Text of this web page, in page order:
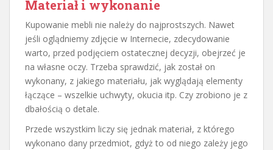
Materiał i wykonanie
Kupowanie mebli nie należy do najprostszych. Nawet
jeśli oglądniemy zdjęcie w Internecie, zdecydowanie
warto, przed podjęciem ostatecznej decyzji, obejrzeć je
na własne oczy. Trzeba sprawdzić, jak został on
wykonany, z jakiego materiału, jak wyglądają elementy
łączące – wszelkie uchwyty, okucia itp. Czy zrobiono je z
dbałością o detale.
Przede wszystkim liczy się jednak materiał, z którego
wykonano dany przedmiot, gdyż to od niego zależy jego